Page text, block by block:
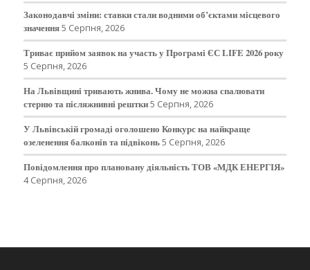
Законодавчі зміни: ставки стали водними об’єктами місцевого
значення5 Серпня, 2026
Триває прийом заявок на участь у Програмі ЄС LIFE 2026 року
5 Серпня, 2026
На Львівщині тривають жнива. Чому не можна спалювати
стерню та післяжнивні рештки5 Серпня, 2026
У Львівській громаді оголошено Конкурс на найкраще
озеленення балконів та підвіконь5 Серпня, 2026
Повідомлення про плановану діяльність ТОВ «МДК ЕНЕРГІЯ»
4 Серпня, 2026